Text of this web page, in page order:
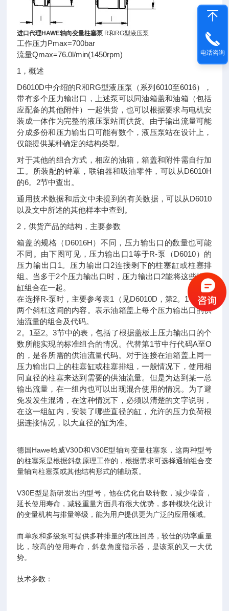
进口代理HAWE轴向变量柱塞泵 R和RG型液压泵
工作压力Pmax=700bar
流量Qmax=76.0l/min(1450rpm)
1，概述
D6010D中介绍的R和RG型液压泵（系列6010至6016），
带有多个压力输出口，上述泵可以同油箱盖和油箱（包括
应配备的其他附件）一起供货，也可以根据要求与电机安
装成一体作为完整的液压泵站而供货。由于输出流量可能
分成多份和压力输出口可能有数个，液压泵站在设计上，
仅能提供某种确定的结构类型。
对于其他的组合方式，相应的油箱，箱盖和附件需自行加
工。所装配的钟罩，联轴器和吸油零件，可以从D6010H
的6。2节中查出。
通用技术数据和后文中未提到的有关数据，可以从D6010
以及文中所述的其他样本中查到。
2，供货产品的结构，主要参数
箱盖的规格（D6016H）不同，压力输出口的数量也可能
不同。由下图可见，压力输出口1等于R-泵（D6010）的
压力输出口1。压力输出口2连接剩下的柱塞缸或柱塞排
组。当多于2个压力输出口时，压力输出口2能将这些柱塞
缸组合在一起。
在选择R-泵时，主要参考表1（见D6010D，第2。1节）在
两个斜杠这间的内容。表示油箱盖上每个压力输出口的供
油流量的组合及代码。
2。1至2。3节中的表，包括了根据盖板上压力输出口的个
数所能实现的标准组合的情况。代替第1节中行代码A至O
的，是各所需的供油流量代码。对于连接在油箱盖上同一
压力输出口上的柱塞缸或柱塞排组，一般情况下，使用相
同直径的柱塞来达到需要的供油流量。但是为达到某一总
输出流量，在一组内也可以出现混合使用的情况。为了避
免发发生混淆，在这种情况下，必须以清楚的文字说明，
在这一组缸内，安装了哪些直径的缸，允许的压力负荷根
据连接情况，以大直径的缸为准。
德国Hawe哈威V30D和V30E型轴向变量柱塞泵，这两种型号
的柱塞泵是根据斜盘原理工作的，根据需求可选择通轴组合变
量轴向柱塞泵或其他结构形式的辅助泵。
V30E型是新研发出的型号，他在优化自吸转数，减少噪音，
延长使用寿命，减轻重量方面具有很大优势，多种模块化设计
的变量机构与排量等级，能为用户提供更为广泛的应用领域。
而单泵和多级泵可提供多种排量的液压回路，较佳的功率重量
比，较高的使用寿命，斜盘角度指示器，是该泵的又一大优
势。
技术参数：
电话咨询